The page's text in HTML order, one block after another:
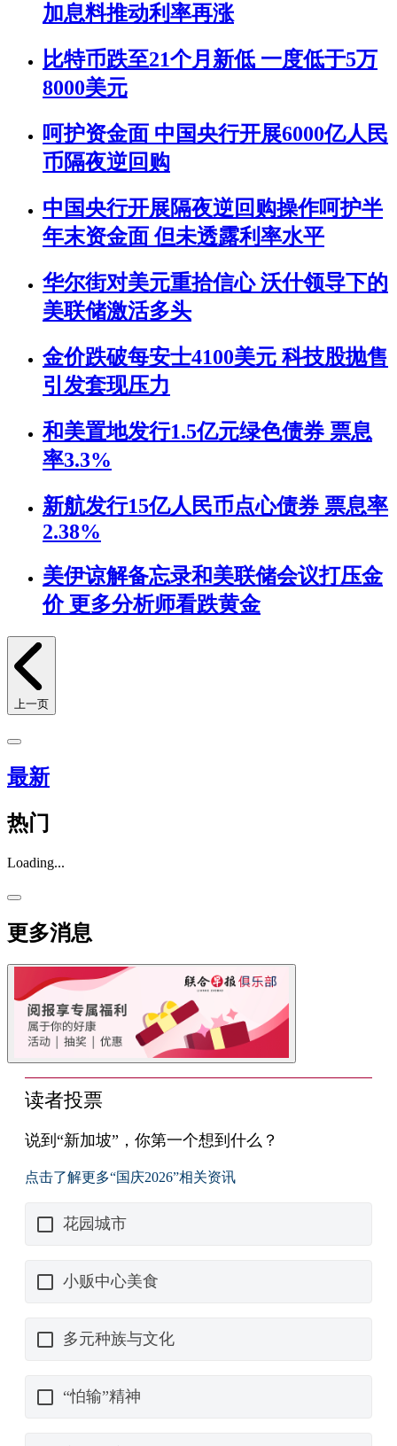
加息料推动利率再涨
比特币跌至21个月新低 一度低于5万
8000美元
呵护资金面 中国央行开展6000亿人民
币隔夜逆回购
中国央行开展隔夜逆回购操作呵护半
年末资金面 但未透露利率水平
华尔街对美元重拾信心 沃什领导下的
美联储激活多头
金价跌破每安士4100美元 科技股抛售
引发套现压力
和美置地发行1.5亿元绿色债券 票息
率3.3%
新航发行15亿人民币点心债券 票息率
2.38%
美伊谅解备忘录和美联储会议打压金
价 更多分析师看跌黄金
上一页
最新
热门
Loading...
更多消息